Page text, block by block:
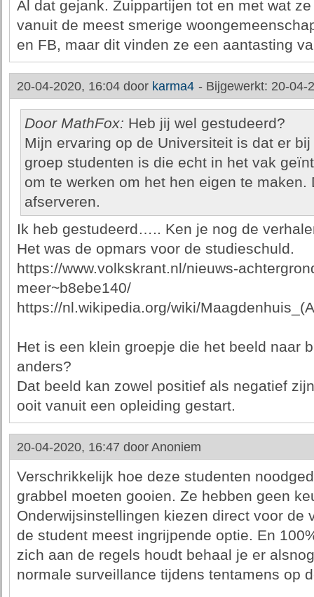
Al dat gejank. Zuippartijen tot en met wat
vanuit de meest smerige
en FB, maar dit vinden ze een aantasting
20-04-2020, 16:04 door karma4 - Bijgewerkt: 20-04-
Door MathFox: Heb jij wel gestudeerd?
Mijn ervaring op de Universiteit is dat er
groep studenten is die echt in het vak
om te werken om het hen eigen te maken.
afserveren.
Ik heb gestudeerd….. Ken je nog de
Het was de opmars voor de studieschuld.
https://www.volkskrant.nl/nieuws-
meer~b8ebe140/
https://nl.wikipedia.org/wiki/
Het is een klein groepje die het beeld naar
anders?
Dat beeld kan zowel positief als negatief
ooit vanuit een opleiding gestart.
20-04-2020, 16:47 door Anoniem
Verschrikkelijk hoe deze studenten
grabbel moeten gooien. Ze hebben geen
Onderwijsinstellingen kiezen direct voor de
de student meest ingrijpende optie. En
zich aan de regels houdt behaal je er
normale surveillance tijdens tentamens op